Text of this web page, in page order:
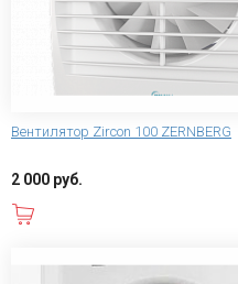
Вентилятор Zircon 100 ZERNBERG
2 000 руб.